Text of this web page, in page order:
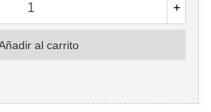
+
al carrito